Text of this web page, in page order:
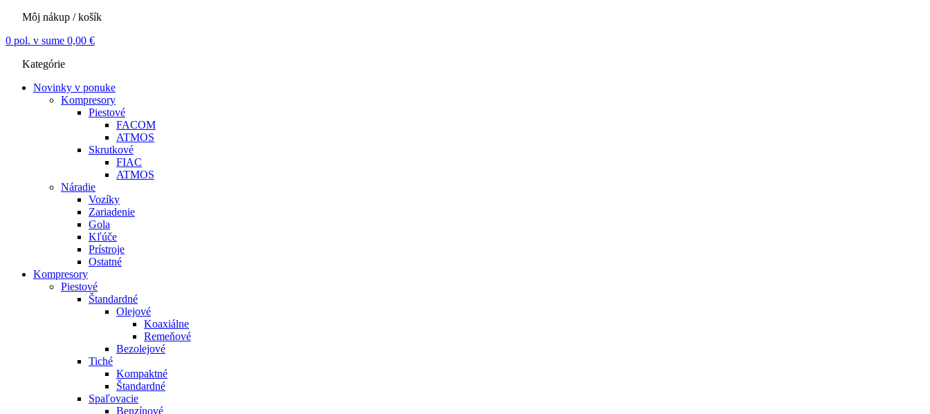
Môj nákup / košík
0 pol. v sume 0,00 €
Kategórie
Novinky v ponuke
Kompresory
Piestové
FACOM
ATMOS
Skrutkové
FIAC
ATMOS
Náradie
Vozíky
Zariadenie
Gola
Kľúče
Prístroje
Ostatné
Kompresory
Piestové
Štandardné
Olejové
Koaxiálne
Remeňové
Bezolejové
Tiché
Kompaktné
Štandardné
Spaľovacie
Benzínové